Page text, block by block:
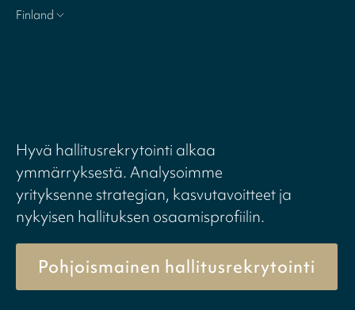
Finland
Hyvä hallitusrekrytointi alkaa
ymmärryksestä. Analysoimme
yrityksenne strategian, kasvutavoitteet ja
nykyisen hallituksen osaamisprofiilin.
Pohjoismainen hallitusrekrytointi